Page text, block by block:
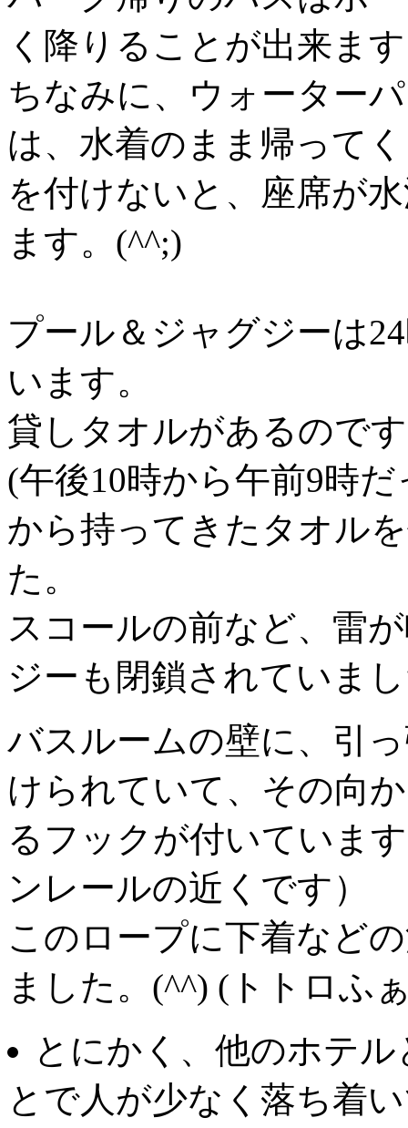
く降りることが出来ま
ちなみに、ウォーター
は、水着のまま帰って
を付けないと、座席が
ます。(^^;)
プール＆ジャグジーは
います。
貸しタオルがあるので
(午後10時から午前9時
から持ってきたタオル
た。
スコールの前など、雷
ジーも閉鎖されていま
バスルームの壁に、引
けられていて、その向
るフックが付いていま
ンレールの近くです）
このロープに下着など
ました。(^^) (トトロふ
とにかく、他のホテ
とで人が少なく落ち着